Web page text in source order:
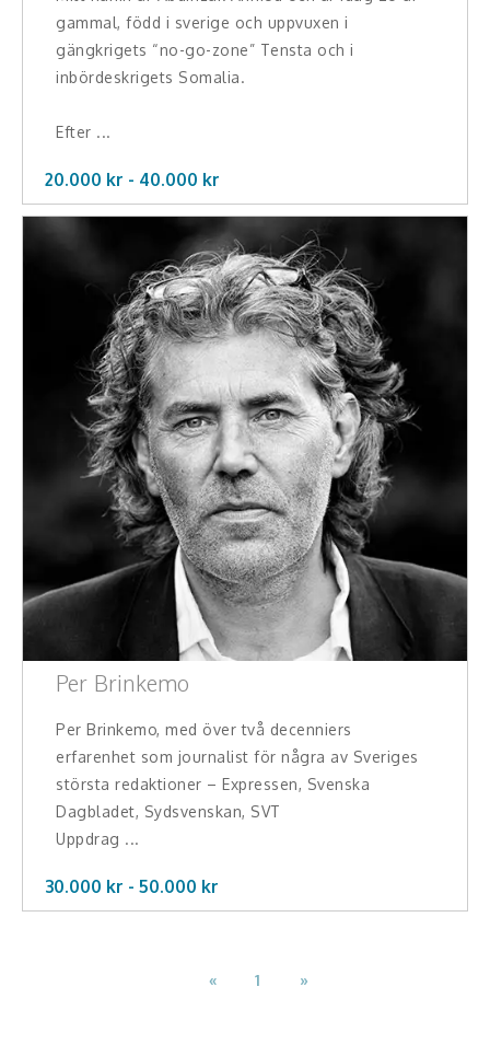
gammal, född i sverige och uppvuxen i
gängkrigets “no-go-zone” Tensta och i
inbördeskrigets Somalia.
Efter ...
20.000 kr - 40.000 kr
Per Brinkemo
Per Brinkemo, med över två decenniers
erfarenhet som journalist för några av Sveriges
största redaktioner – Expressen, Svenska
Dagbladet, Sydsvenskan, SVT
Uppdrag ...
30.000 kr - 50.000 kr
« 1 »